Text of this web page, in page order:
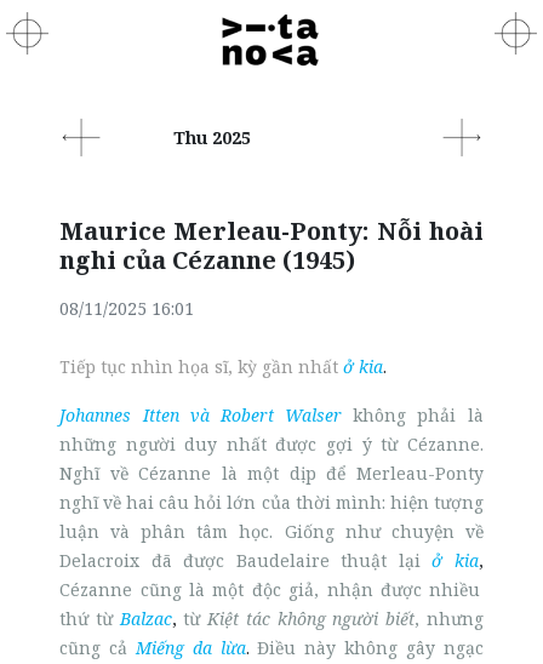
Thu 2025
Maurice Merleau-Ponty: Nỗi hoài
nghi của Cézanne (1945)
08/11/2025 16:01
Tiếp tục nhìn họa sĩ, kỳ gần nhất ở kia.
Johannes Itten và Robert Walser không phải là
những người duy nhất được gợi ý từ Cézanne.
Nghĩ về Cézanne là một dịp để Merleau-Ponty
nghĩ về hai câu hỏi lớn của thời mình: hiện tượng
luận và phân tâm học. Giống như chuyện về
Delacroix đã được Baudelaire thuật lạiở kia,
Cézanne cũng là một độc giả, nhận được nhiều
thứ từBalzac, từKiệt tác không người biết, nhưng
cũng cảMiếng da lừa. Điều này không gây ngạc